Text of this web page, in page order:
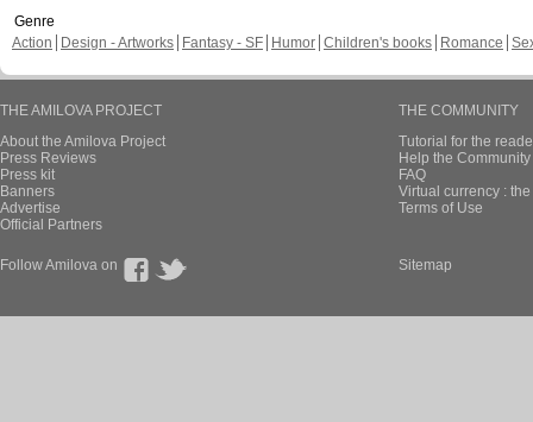
Genre
Action
Design - Artworks Fantasy - SF Humor Children's books Romance
THE AMILOVA PROJECT
About the Amilova Project
Press Reviews
Press kit
Banners
Advertise
Official Partners
THE COMMUNITY
Tutorial for the
Help the
FAQ
Virtual currency :
Terms of Use
Follow Amilova on Sitemap